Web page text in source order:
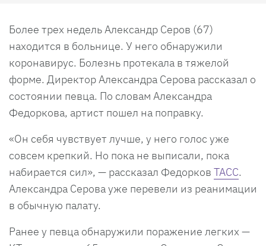
Более трех недель Александр Серов (67)
находится в больнице. У него обнаружили
коронавирус. Болезнь протекала в тяжелой
форме. Директор Александра Серова рассказал о
состоянии певца. По словам Александра
Федоркова, артист пошел на поправку.
«Он себя чувствует лучше, у него голос уже
совсем крепкий. Но пока не выписали, пока
набирается сил», — рассказал Федорков ТАСС.
Александра Серова уже перевели из реанимации
в обычную палату.
Ранее у певца обнаружили поражение легких —